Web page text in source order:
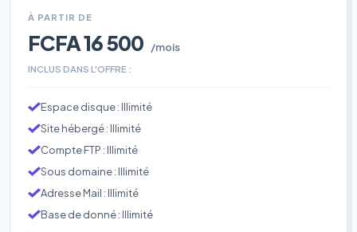
À PARTIR DE
FCFA 16 500 /mois
INCLUS DANS L'OFFRE :
Espace disque : Illimité
Site hébergé : Illimité
Compte FTP : Illimité
Sous domaine : Illimité
Adresse Mail : Illimité
Base de donné : Illimité